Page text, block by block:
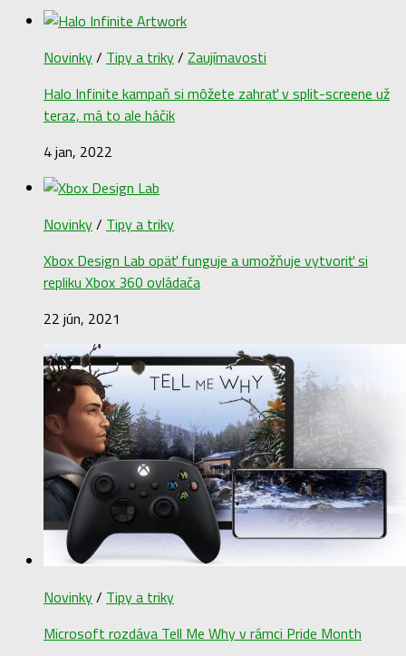
Novinky/ Tipy a triky/ Zaujímavosti
Halo Infinite kampaň si môžete zahrať v split-screene už
teraz, má to ale háčik
4 jan, 2022
Novinky/ Tipy a triky
Xbox Design Lab opäť funguje a umožňuje vytvoriť si
repliku Xbox 360 ovládača
22 jún, 2021
Novinky/ Tipy a triky
Microsoft rozdáva Tell Me Why v rámci Pride Month